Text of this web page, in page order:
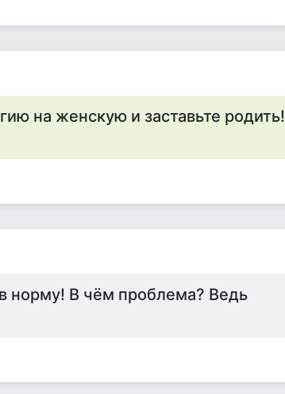
на женскую и заставьте родить!
норму! В чём проблема? Ведь